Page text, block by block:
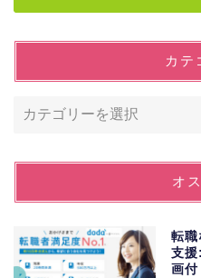
カテ
オ
転
支
画